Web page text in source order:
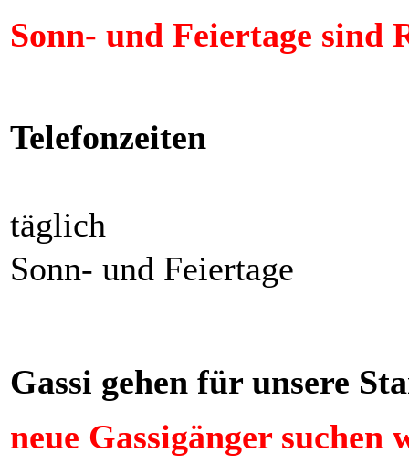
Sonn- und Feiertage sind
Telefonzeiten
täglich
Sonn- und Feiertage
Gassi gehen für unsere
neue Gassigänger